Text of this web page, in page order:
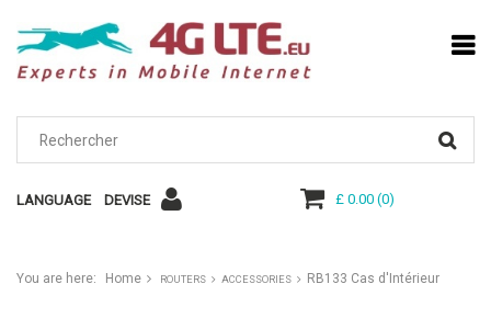
LANGUAGE DEVISE £ 0.00(0)
You are here: Home ROUTERS ACCESSORIES RB133 Cas d'Intérieur